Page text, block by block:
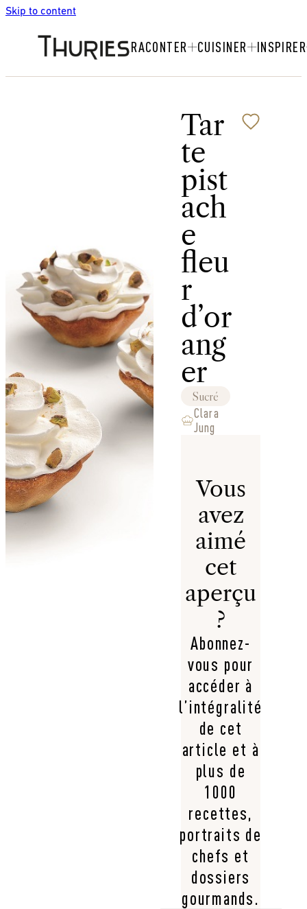
Skip to content
RACONTER CUISINER INSPIRER
Tar
te
pist
ach
e
fleu
r
d’or
ang
er
Sucré
Clara
Jung
Vous
avez
aimé
cet
aperçu
?
Abonnez-
vous pour
accéder à
l’intégralité
de cet
article et à
plus de
1000
recettes,
portraits de
chefs et
dossiers
gourmands.